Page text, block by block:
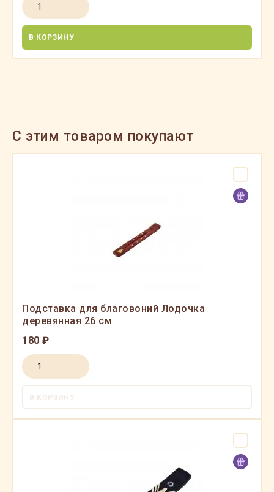
В КОРЗИНУ
C этим товаром покупают
Подставка для благовоний Лодочка
деревянная 26 см
180 ₽
В КОРЗИНУ